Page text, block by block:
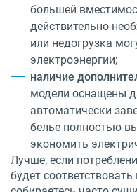
большей
действительно
или недогрузка
электроэнергии;
наличие
модели оснащены
автоматически
белье полностью
экономить
Лучше, если
будет